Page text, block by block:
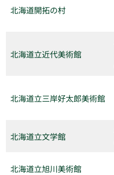
北海道開拓の村
北海道立近代美術館
北海道立三岸好太郎美術館
北海道立文学館
北海道立旭川美術館